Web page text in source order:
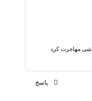
مهاجرت کرد
پاسخ